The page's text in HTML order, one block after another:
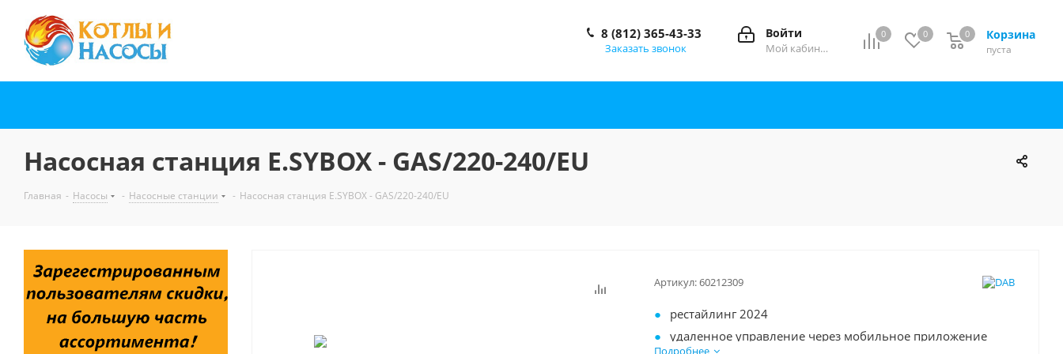
0 0 Корзина
0
пуста
0
Войти
Мой кабинет
8 (812) 365-43-33
Заказать звонок
Насосная станция E.SYBOX - GAS/220-240/EU
Главная - Насосы - Насосные станции - Насосная станция E.SYBOX - GAS/220-240/EU
Артикул:60212309
рестайлинг 2024
удаленное управление через мобильное приложение
Подробнее